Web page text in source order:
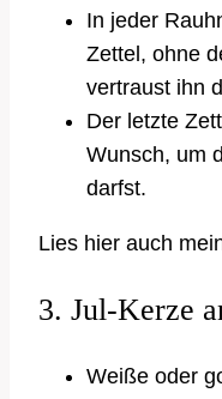
In jeder
Zettel, ohne
vertraust ihn
Der letzte
Wunsch, um
darfst.
Lies hier auch
3. Jul-Kerze
Weiße oder